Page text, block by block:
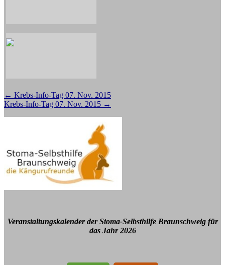
Beitragsnavigation
← Krebs-Info-Tag 07. Nov. 2015
Krebs-Info-Tag 07. Nov. 2015 →
Veranstaltungskalender der Stoma-Selbsthilfe Braunschweig für
das Jahr 2026